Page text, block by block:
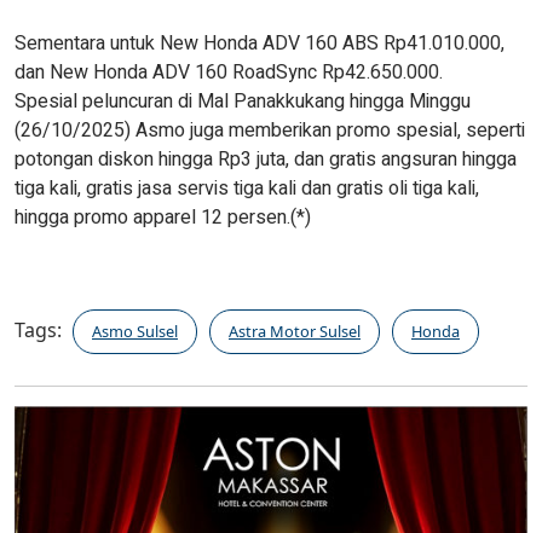
Sementara untuk New Honda ADV 160 ABS Rp41.010.000,
dan New Honda ADV 160 RoadSync Rp42.650.000.
Spesial peluncuran di Mal Panakkukang hingga Minggu
(26/10/2025) Asmo juga memberikan promo spesial, seperti
potongan diskon hingga Rp3 juta, dan gratis angsuran hingga
tiga kali, gratis jasa servis tiga kali dan gratis oli tiga kali,
hingga promo apparel 12 persen.(*)
Tags: Asmo Sulsel Astra Motor Sulsel Honda